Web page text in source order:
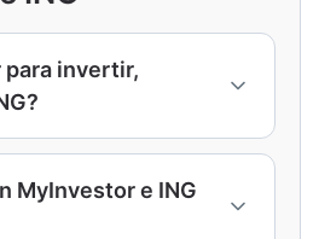
para invertir,
MyInvestor destaca por
fondos sin comisiones
automatizadas desde
MyInvestor e ING